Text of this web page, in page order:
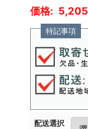
5,205
特記事項
配送選択